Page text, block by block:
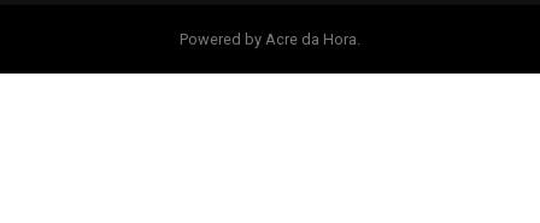
Powered by Acre da Hora.